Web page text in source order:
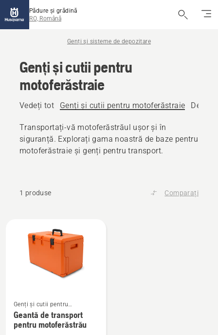
Pădure și grădină
RO, Română
Genți şi sisteme de depozitare
Genți și cutii pentru
motoferăstraie
Vedeți tot Genți și cutii pentru motoferăstraie
Transportați-vă motoferăstrăul ușor și în
siguranță. Explorați gama noastră de baze pentru
motoferăstraie și genți pentru transport.
1 produse Comparați
produsele
mai
multe
detalii
Genți și cutii pentru
motoferăstraie
Geantă de transport
pentru motoferăstrău